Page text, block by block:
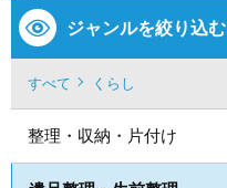
ジャンルを絞り込む
すべて くらし
整理・収納・片付け